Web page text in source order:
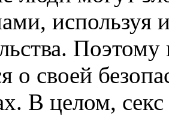
используя
о своей
В целом,